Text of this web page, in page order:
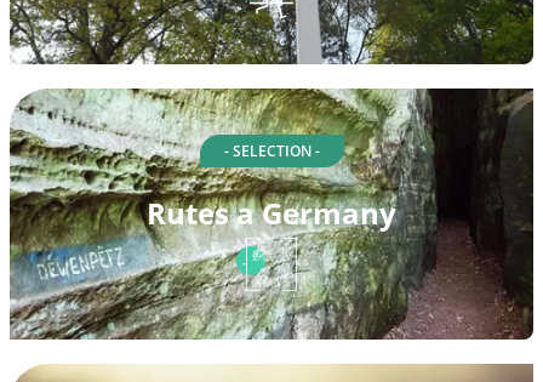
- SELECTION -
Rutes a Germany